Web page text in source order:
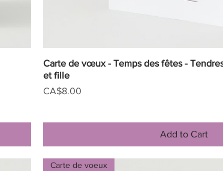
Quick View
Carte de vœux - Temps des fêtes -
et fille
Price
CA$8.00
Add to Cart
Carte de voeux